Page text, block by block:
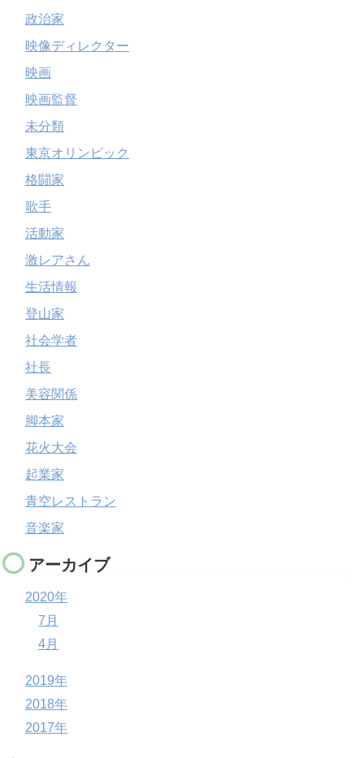
政治家
映像ディレクター
映画
映画監督
未分類
東京オリンピック
格闘家
歌手
活動家
激レアさん
生活情報
登山家
社会学者
社長
美容関係
脚本家
花火大会
起業家
青空レストラン
音楽家
アーカイブ
2020年
7月
4月
2019年
2018年
2017年